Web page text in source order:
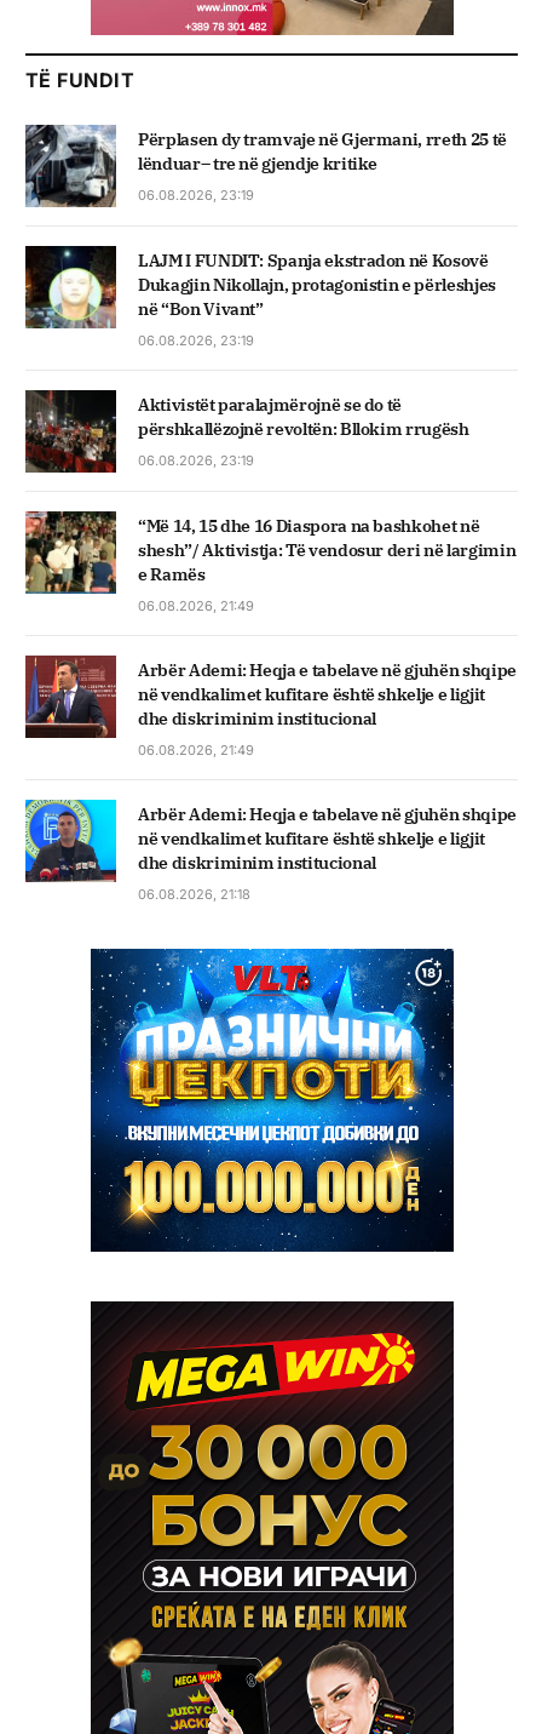
TË FUNDIT
Përplasen dy tramvaje në Gjermani, rreth 25 të
lënduar– tre në gjendje kritike
06.08.2026, 23:19
LAJM I FUNDIT: Spanja ekstradon në Kosovë
Dukagjin Nikollajn, protagonistin e përleshjes
në “Bon Vivant”
06.08.2026, 23:19
Aktivistët paralajmërojnë se do të
përshkallëzojnë revoltën: Bllokim rrugësh
06.08.2026, 23:19
“Më 14, 15 dhe 16 Diaspora na bashkohet në
shesh”/ Aktivistja: Të vendosur deri në largimin
e Ramës
06.08.2026, 21:49
Arbër Ademi: Heqja e tabelave në gjuhën shqipe
në vendkalimet kufitare është shkelje e ligjit
dhe diskriminim institucional
06.08.2026, 21:49
Arbër Ademi: Heqja e tabelave në gjuhën shqipe
në vendkalimet kufitare është shkelje e ligjit
dhe diskriminim institucional
06.08.2026, 21:18